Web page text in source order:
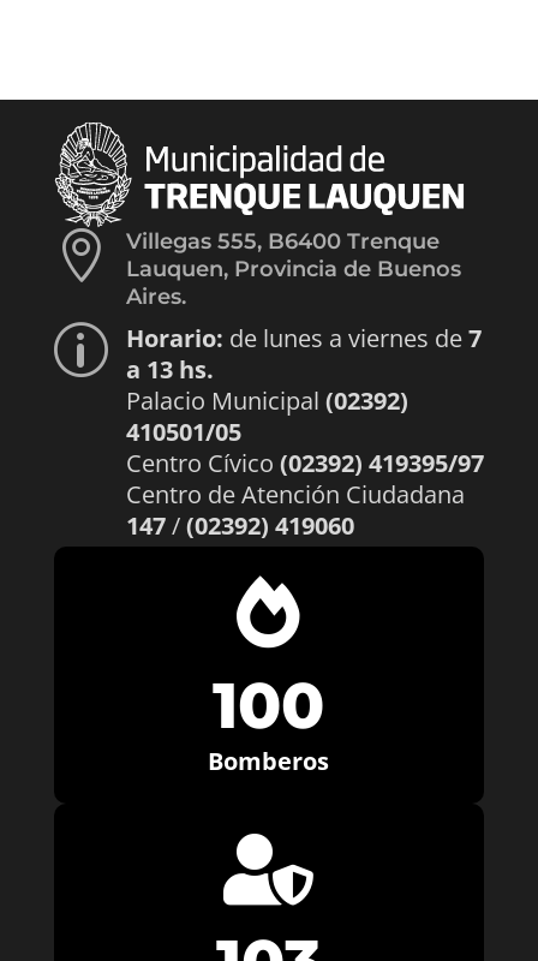

Villegas 555, B6400 Trenque
Lauquen, Provincia de Buenos
Aires.
p Horario: de lunes a viernes de7
a 13 hs.
Palacio Municipal (02392)
410501/05
Centro Cívico (02392) 419395/97
Centro de Atención Ciudadana
147/(02392) 419060

100
Bomberos
